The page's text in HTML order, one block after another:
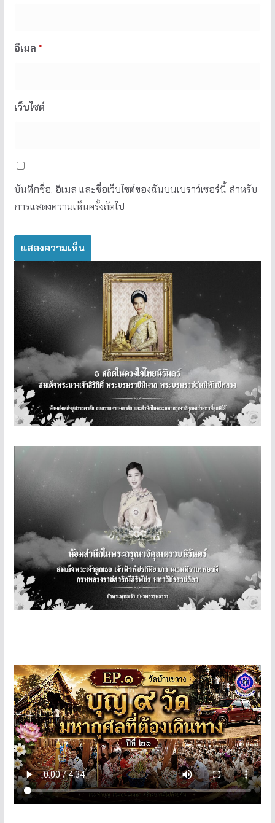
อีเมล *
เว็บไซต์
บันทึกชื่อ, อีเมล และชื่อเว็บไซต์ของฉันบนเบราว์เซอร์นี้ สำหรับ
การแสดงความเห็นครั้งถัดไป